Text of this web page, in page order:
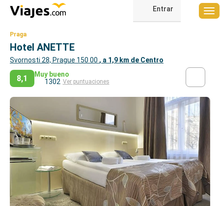
Entrar
Praga
Hotel ANETTE
Svornosti 28, Prague 150 00 , a 1,9 km de Centro
8,1
Muy bueno
1302 Ver puntuaciones